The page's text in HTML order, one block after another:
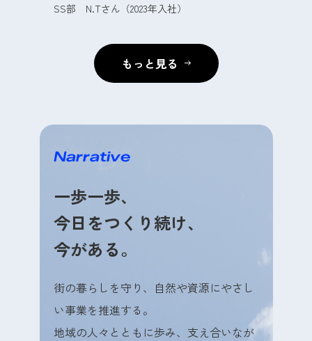
SS部 N.Tさん（2023年入社）
もっと見る
Narrative
一歩一歩、
今日をつくり続け、
今がある。
街の暮らしを守り、自然や資源にやさし
い事業を推進する。
地域の人々とともに歩み、支え合いなが